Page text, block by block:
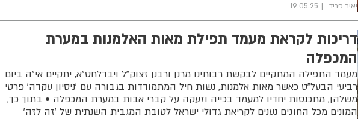
יאיר פריד 19.05.25
דריכות לקראת מעמד תפילת מאות האלמנות במערת
המכפלה
מעמד התפילה המתקיים לבקשת רבותינו מרנן ורבנן זצוק"ל ויבדלחט"א, יתקיים אי"ה ביום
רביעי הבעל"ט כאשר מאות אלמנות, נשות חיל המתמודדות בגבורה עם 'ניסיון עקדה' פרטי
משלהן, מתכנסות יחדיו למעמד בכייה וזעקה על קברי אבות במערת המכפלה • בתוך כך,
המונים מכל החוגים נענים לקריאת גדולי ישראל לטובת המגבית השנתית של 'זה לזה'